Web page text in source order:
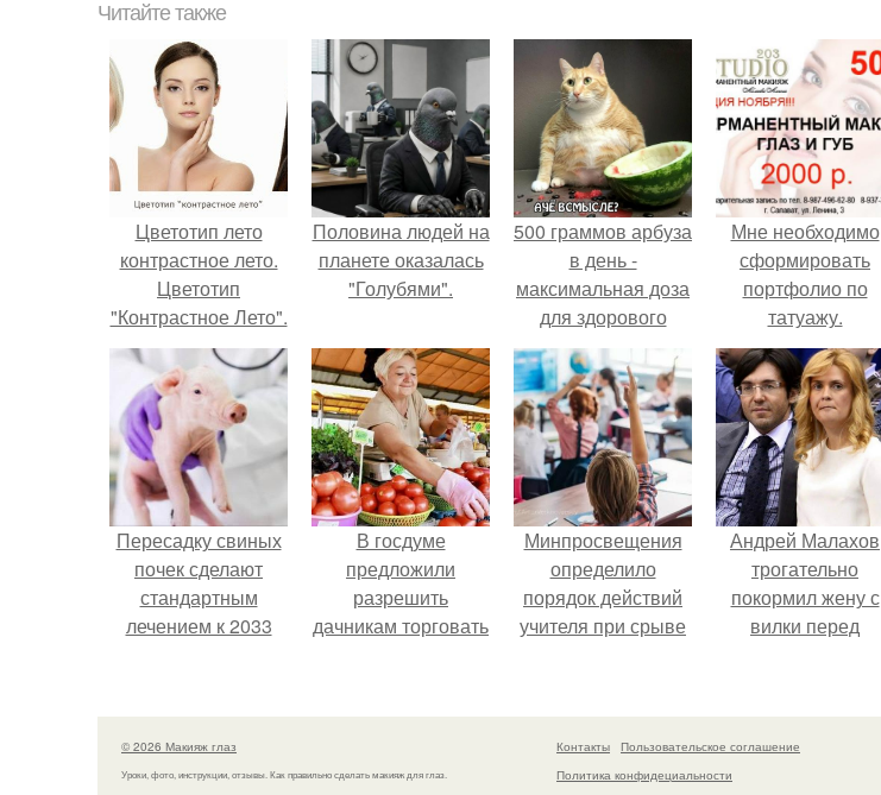
Читайте также
Цветотип лето
контрастное лето.
Цветотип
"Контрастное Лето".
Половина людей на
планете оказалась
"Голубями".
500 граммов арбуза
в день -
максимальная доза
для здорового
взрослого,
предупредили
врачи.
Мне необходимо
сформировать
портфолио по
татуажу.
Пересадку свиных
почек сделают
стандартным
лечением к 2033
В госдуме
предложили
разрешить
дачникам торговать
в людных местах.
Минпросвещения
определило
порядок действий
учителя при срыве
Андрей Малахов
трогательно
покормил жену с
вилки перед
поклонников.
© 2026 Макияж глаз
Уроки, фото, инструкции, отзывы. Как правильно сделать макияж для глаз.
Контакты
Пользовательское соглашение
Политика конфидециальности